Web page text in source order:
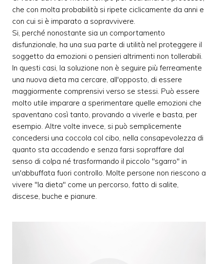
che con molta probabilità si ripete ciclicamente da anni e
con cui si è imparato a sopravvivere.
Si, perché nonostante sia un comportamento
disfunzionale, ha una sua parte di utilità nel proteggere il
soggetto da emozioni o pensieri altrimenti non tollerabili.
In questi casi, la soluzione non è seguire più ferreamente
una nuova dieta ma cercare, all'opposto, di essere
maggiormente comprensivi verso se stessi. Può essere
molto utile imparare a sperimentare quelle emozioni che
spaventano così tanto, provando a viverle e basta, per
esempio. Altre volte invece, si può semplicemente
concedersi una coccola col cibo, nella consapevolezza di
quanto sta accadendo e senza farsi sopraffare dal
senso di colpa né trasformando il piccolo "sgarro" in
un'abbuffata fuori controllo. Molte persone non riescono a
vivere "la dieta" come un percorso, fatto di salite,
discese, buche e pianure.